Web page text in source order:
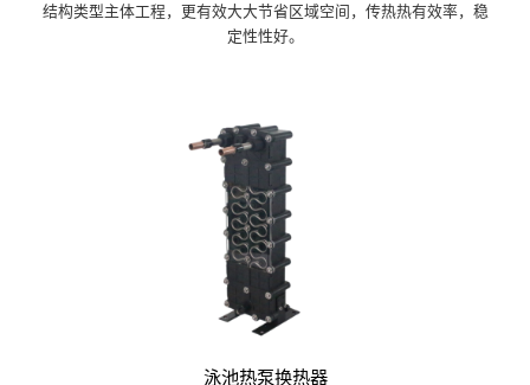
结构类型主体工程，更有效大大节省区域空间，传热热有效率，稳
定性性好。
泳池热泵换热器